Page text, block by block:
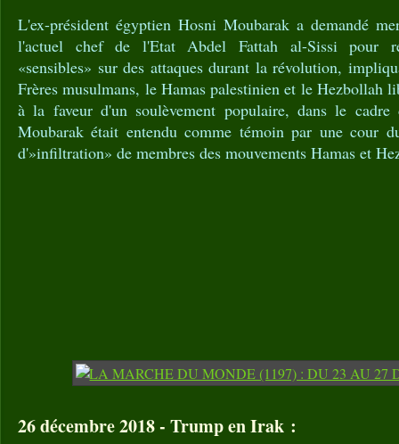
L'ex-président égyptien Hosni Moubarak a demandé
l'actuel chef de l'Etat Abdel Fattah al-Sissi pour
«sensibles» sur des attaques durant la révolution,
Frères musulmans, le Hamas palestinien et le Hezbollah
à la faveur d'un soulèvement populaire, dans le
Moubarak était entendu comme témoin par une cour
d'»infiltration» de membres des mouvements Hamas et
26 décembre 2018 - Trump en Irak :